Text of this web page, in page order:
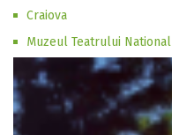
Craiova
Muzeul Teatrului National